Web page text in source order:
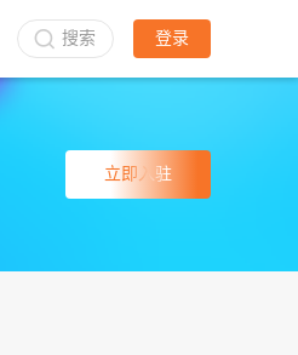
搜索 登录
立即入驻